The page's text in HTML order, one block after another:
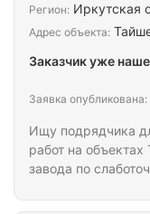
Ищу подрядчика
работ на
завода по
Регион: Иркутская
Адрес объекта:
Заказчик уже
Заявка опубликована: